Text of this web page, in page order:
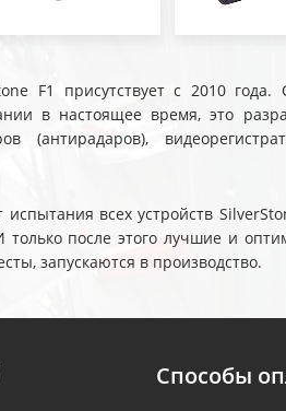
F1 присутствует с 2010 года.
в настоящее время, это
(антирадаров),
всех устройств
только после этого лучшие и
запускаются в производство.
Способы